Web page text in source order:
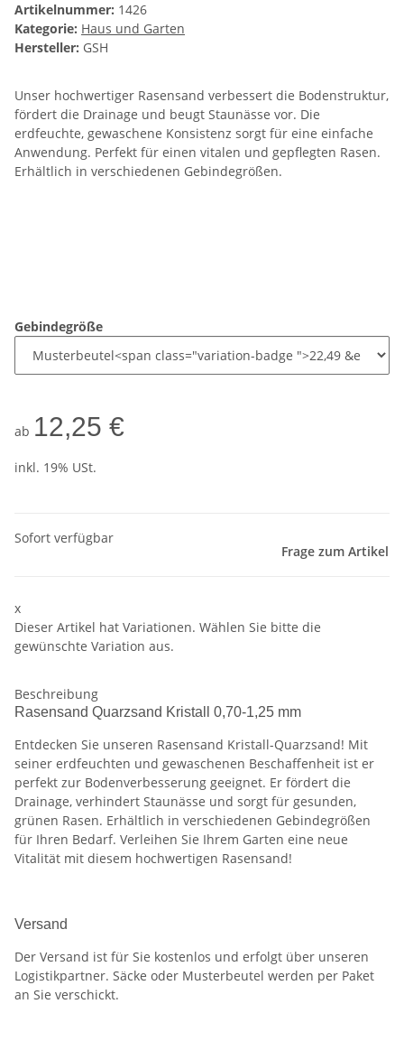
Artikelnummer: 1426
Kategorie: Haus und Garten
Hersteller: GSH
Unser hochwertiger Rasensand verbessert die Bodenstruktur,
fördert die Drainage und beugt Staunässe vor. Die
erdfeuchte, gewaschene Konsistenz sorgt für eine einfache
Anwendung. Perfekt für einen vitalen und gepflegten Rasen.
Erhältlich in verschiedenen Gebindegrößen.
Gebindegröße
ab 12,25 €
inkl. 19% USt.
Sofort verfügbar
Frage zum Artikel
x
Dieser Artikel hat Variationen. Wählen Sie bitte die
gewünschte Variation aus.
Beschreibung
Rasensand Quarzsand Kristall 0,70-1,25 mm
Entdecken Sie unseren Rasensand Kristall-Quarzsand! Mit
seiner erdfeuchten und gewaschenen Beschaffenheit ist er
perfekt zur Bodenverbesserung geeignet. Er fördert die
Drainage, verhindert Staunässe und sorgt für gesunden,
grünen Rasen. Erhältlich in verschiedenen Gebindegrößen
für Ihren Bedarf. Verleihen Sie Ihrem Garten eine neue
Vitalität mit diesem hochwertigen Rasensand!
Versand
Der Versand ist für Sie kostenlos und erfolgt über unseren
Logistikpartner. Säcke oder Musterbeutel werden per Paket
an Sie verschickt.